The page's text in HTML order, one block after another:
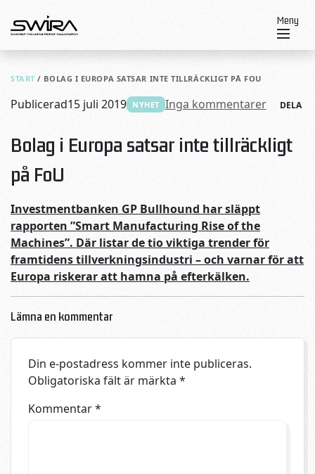
Meny
START / BOLAG I EUROPA SATSAR INTE TILLRÄCKLIGT PÅ FOU
Publicerad15 juli 2019 NYHET Inga kommentarer DELA
Bolag i Europa satsar inte tillräckligt
på FoU
Investmentbanken GP Bullhound har släppt
rapporten ”Smart Manufacturing Rise of the
Machines”. Där listar de tio viktiga trender för
framtidens tillverkningsindustri – och varnar för att
Europa riskerar att hamna på efterkälken.
Lämna en kommentar
Din e-postadress kommer inte publiceras.
Obligatoriska fält är märkta *
Kommentar*